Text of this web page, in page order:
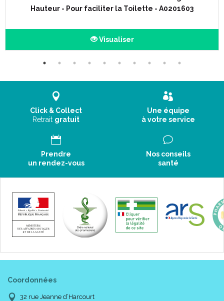
Le gobelet passe au lave vaisselle ; cependant, les hautes
températures et les agents chimiques associés réduiront la
avec un détergent doux.
Code EAN : 5028318571093
Hauteur - Pour faciliter la Toilette - A0201603
Visualiser
Click & Collect
Retrait gratuit
Une équipe
à votre service
Prendre
un rendez-vous
Nos conseils
santé
Coordonnées
32 rue Jeanne d’Harcourt